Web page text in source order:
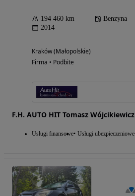
194 460 km Benzyna
2014
Kraków (Małopolskie)
Firma • Podbite
F.H. AUTO HIT Tomasz Wójcikiewicz
Usługi finansowe Usługi ubezpieczeniowe